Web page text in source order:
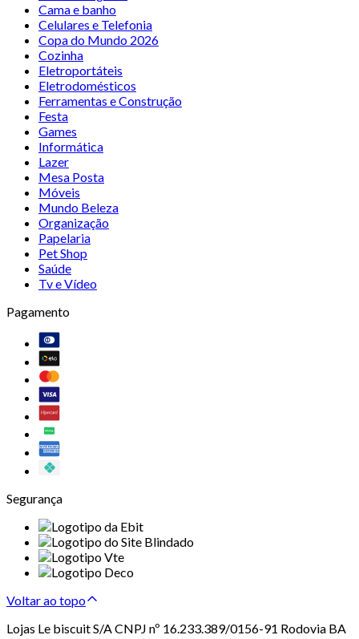
Cama e banho
Celulares e Telefonia
Copa do Mundo 2026
Cozinha
Eletroportáteis
Eletrodomésticos
Ferramentas e Construção
Festa
Games
Informática
Lazer
Mesa Posta
Móveis
Mundo Beleza
Organização
Papelaria
Pet Shop
Saúde
Tv e Vídeo
Pagamento
Segurança
Voltar ao topo
Lojas Le biscuit S/A CNPJ nº 16.233.389/0156-91 Rodovia BA